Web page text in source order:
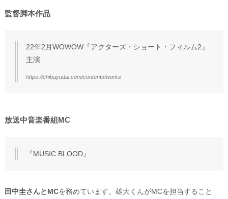
監督脚本作品
22年2月WOWOW『アクターズ・ショート・フィルム2』
主演
https://chibayudai.com/contents/works
放送中音楽番組MC
『MUSIC BLOOD』
田中圭さんとMCを務めています。雄大くんがMCを担当すること